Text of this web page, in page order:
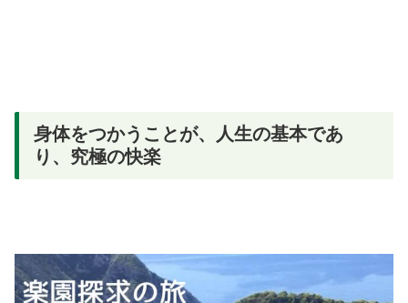
身体をつかうことが、人生の基本であ
り、究極の快楽